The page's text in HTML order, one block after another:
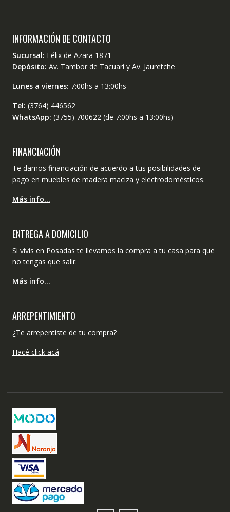
INFORMACIÓN DE CONTACTO
Sucursal: Félix de Azara 1871
Depósito: Av. Tambor de Tacuarí y Av. Jauretche
Lunes a viernes: 7:00hs a 13:00hs
Tel: (3764) 446562
WhatsApp: (3755) 700622 (de 7:00hs a 13:00hs)
FINANCIACIÓN
Te damos financiación de acuerdo a tus posibilidades de
pago en muebles de madera maciza y electrodomésticos.
Más info…
ENTREGA A DOMICILIO
Si vivís en Posadas te llevamos la compra a tu casa para que
no tengas que salir.
Más info…
ARREPENTIMIENTO
¿Te arrepentiste de tu compra?
Hacé click acá